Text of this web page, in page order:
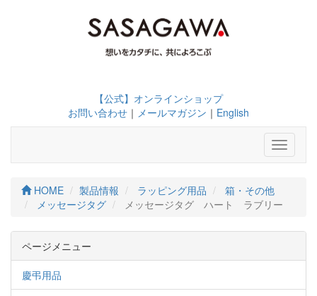
【公式】オンラインショップ
お問い合わせ ｜ メールマガジン ｜ English
Toggle
HOME 製品情報 ラッピング用品
箱・その他
メッセージタグ
メッセージタグ ハート ラブリー
ページメニュー
慶弔用品